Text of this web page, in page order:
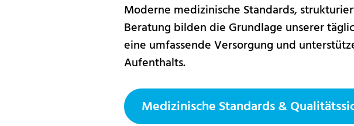
Moderne medizinische Standards,
Beratung bilden die Grundlage unserer
eine umfassende Versorgung und
Aufenthalts.
Medizinische Standards &